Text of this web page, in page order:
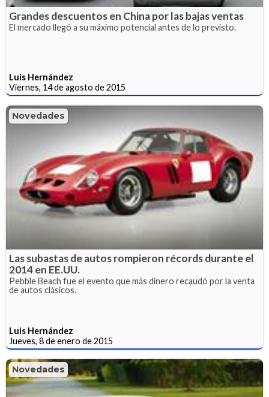
Grandes descuentos en China por las bajas ventas
El mercado llegó a su máximo potencial antes de lo previsto.
Luis Hernández
Viernes, 14 de agosto de 2015
Novedades
Las subastas de autos rompieron récords durante el
2014 en EE.UU.
Pebble Beach fue el evento que más dinero recaudó por la venta
de autos clásicos.
Luis Hernández
Jueves, 8 de enero de 2015
Novedades